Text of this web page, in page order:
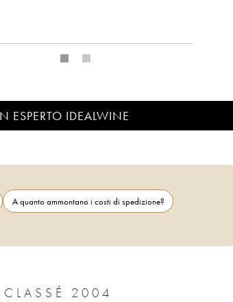
ESPERTO IDEALWINE
A quanto ammontano i costi di spedizione?
CHÂTEAU BRANE CANTENAC 2ÈME GRAND CRU CLASSÉ 2004